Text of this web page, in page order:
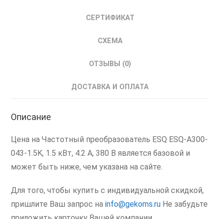
СЕРТИФИКАТ
СХЕМА
ОТЗЫВЫ (0)
ДОСТАВКА И ОПЛАТА
Описание
Цена на Частотный преобразователь ESQ ESQ-A300-
043-1.5K, 1.5 кВт, 4.2 А, 380 В является базовой и
может быть ниже, чем указана на сайте.
Для того, чтобы купить с индивидуальной скидкой,
пришлите Ваш запрос наinfo@gekoms.ru Не забудьте